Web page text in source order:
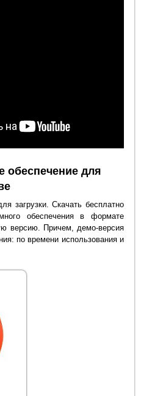
обеспечение для
загрузки. Скачать бесплатно
обеспечения в формате
версию. Причем, демо-версия
по времени использования и